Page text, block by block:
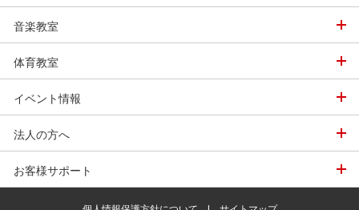
音楽教室
体育教室
イベント情報
法人の方へ
お客様サポート